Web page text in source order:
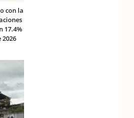
con la
17.4%